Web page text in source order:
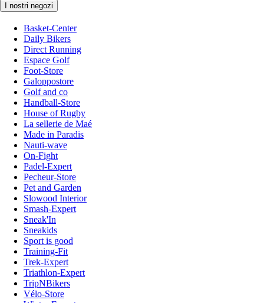
I nostri negozi
Basket-Center
Daily Bikers
Direct Running
Espace Golf
Foot-Store
Galoppostore
Golf and co
Handball-Store
House of Rugby
La sellerie de Maé
Made in Paradis
Nauti-wave
On-Fight
Padel-Expert
Pecheur-Store
Pet and Garden
Slowood Interior
Smash-Expert
Sneak'In
Sneakids
Sport is good
Training-Fit
Trek-Expert
Triathlon-Expert
TripNBikers
Vélo-Store